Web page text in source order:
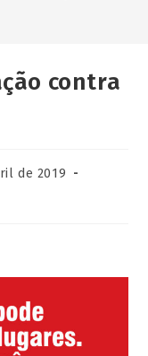
contra
de 2019